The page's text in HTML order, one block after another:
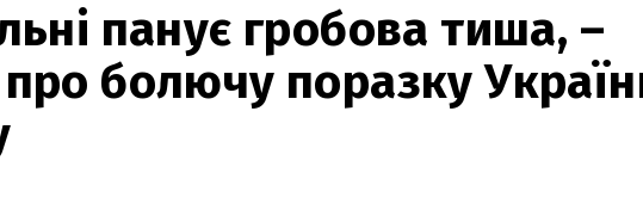
панує гробова тиша, –
болючу поразку